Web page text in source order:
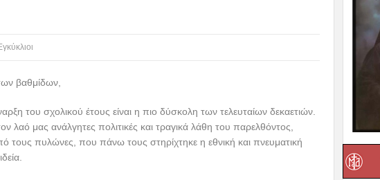
βαθμίδων,
του σχολικού έτους είναι η πιο δύσκολη των τελευταίων δεκαετιών.
λαό μας ανάλγητες πολιτικές και τραγικά λάθη του παρελθόντος,
τους πυλώνες, που πάνω τους στηρίχτηκε η εθνική και πνευματική